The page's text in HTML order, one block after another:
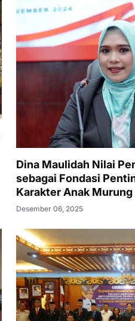
Dina Maulidah Nilai
sebagai Fondasi
Karakter Anak Murung
Desember 06, 2025